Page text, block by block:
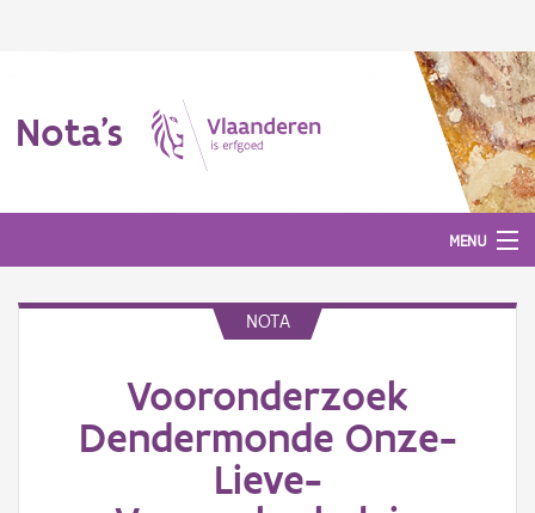
Nota's
MENU
NOTA
Vooronderzoek
Dendermonde Onze-
Lieve-